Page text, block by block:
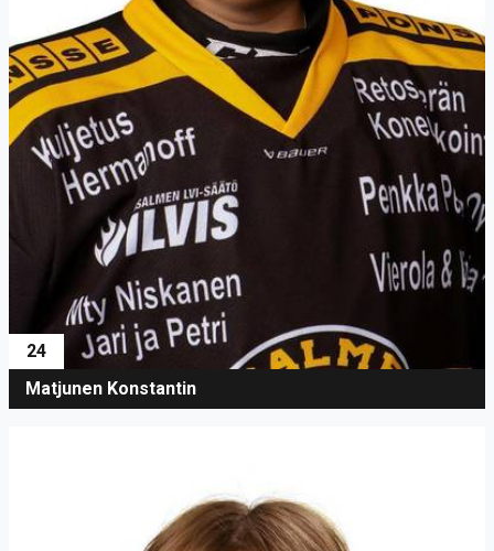
24
Matjunen Konstantin